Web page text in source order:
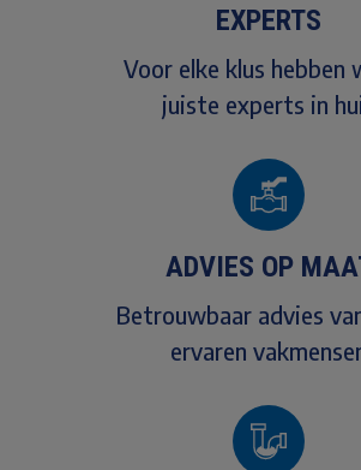
EXPERTS
Voor elke klus hebben
juiste experts in
ADVIES OP
Betrouwbaar advies
ervaren